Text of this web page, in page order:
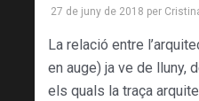
27 de juny de 2018 per
La relació entre
en auge) ja ve de lluny,
els quals la traça